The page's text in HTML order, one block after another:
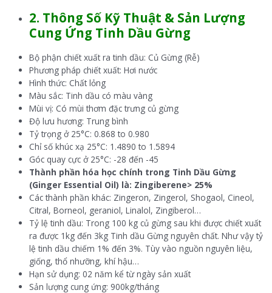
2. Thông Số Kỹ Thuật & Sản Lượng
Cung Ứng Tinh Dầu Gừng
Bộ phận chiết xuất ra tinh dầu: Củ Gừng (Rễ)
Phương pháp chiết xuất: Hơi nước
Hình thức: Chất lỏng
Màu sắc: Tinh dầu có màu vàng
Mùi vị: Có mùi thơm đặc trưng củ gừng
Độ lưu hương: Trung bình
Tỷ trọng ở 25°C: 0.868 to 0.980
Chỉ số khúc xạ 25°C: 1.4890 to 1.5894
Góc quay cực ở 25°C: -28 đến -45
Thành phần hóa học chính trong Tinh Dầu Gừng
(Ginger Essential Oil) là: Zingiberene> 25%
Các thành phần khác: Zingeron, Zingerol, Shogaol, Cineol,
Citral, Borneol, geraniol, Linalol, Zingiberol…
Tỷ lệ tinh dầu: Trong 100 kg củ gừng sau khi được chiết xuất
ra được 1kg đến 3kg Tinh dầu Gừng nguyên chất. Như vậy tỷ
lệ tinh dầu chiếm 1% đến 3%. Tùy vào nguồn nguyên liệu,
giống, thổ nhưỡng, khí hậu…
Hạn sử dụng: 02 năm kể từ ngày sản xuất
Sản lượng cung ứng: 900kg/tháng